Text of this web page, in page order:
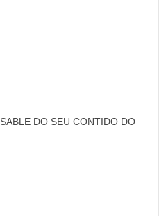
DO SEU CONTIDO DO